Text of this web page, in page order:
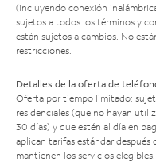
(incluyendo conexión
sujetos a todos los términos y
están sujetos a cambios. No
restricciones.
Detalles de la oferta de
Oferta por tiempo limitado;
residenciales (que no hayan
30 días) y que estén al día en
aplican tarifas estándar
mantienen los servicios